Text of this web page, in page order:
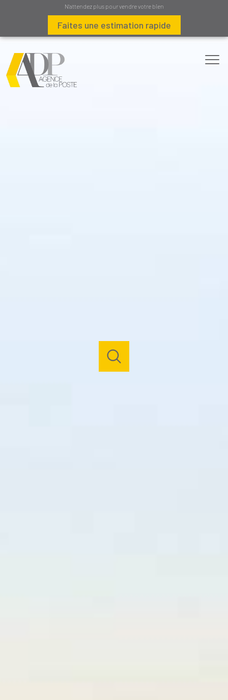
N'attendez plus pour vendre votre bien
Faites une estimation rapide